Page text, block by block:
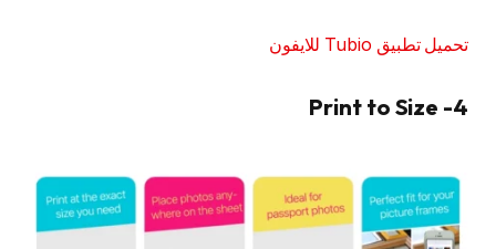
تحميل تطبيق Tubio للايفون
4- Print to Size